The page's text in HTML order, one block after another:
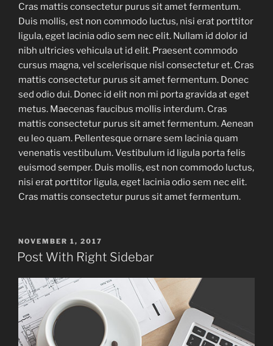
Cras mattis consectetur purus sit amet fermentum.
Duis mollis, est non commodo luctus, nisi erat porttitor
ligula, eget lacinia odio sem nec elit. Nullam id dolor id
nibh ultricies vehicula ut id elit. Praesent commodo
cursus magna, vel scelerisque nisl consectetur et. Cras
mattis consectetur purus sit amet fermentum. Donec
sed odio dui. Donec id elit non mi porta gravida at eget
metus. Maecenas faucibus mollis interdum. Cras
mattis consectetur purus sit amet fermentum. Aenean
eu leo quam. Pellentesque ornare sem lacinia quam
venenatis vestibulum. Vestibulum id ligula porta felis
euismod semper. Duis mollis, est non commodo luctus,
nisi erat porttitor ligula, eget lacinia odio sem nec elit.
Cras mattis consectetur purus sit amet fermentum.
POSTED
ON
NOVEMBER 1, 2017
Post With Right Sidebar